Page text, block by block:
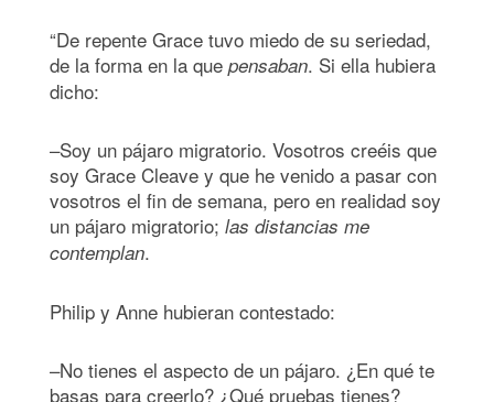
“De repente Grace tuvo miedo de su seriedad,
de la forma en la que pensaban. Si ella hubiera
dicho:
–Soy un pájaro migratorio. Vosotros creéis que
soy Grace Cleave y que he venido a pasar con
vosotros el fin de semana, pero en realidad soy
un pájaro migratorio; las distancias me
contemplan.
Philip y Anne hubieran contestado:
–No tienes el aspecto de un pájaro. ¿En qué te
basas para creerlo? ¿Qué pruebas tienes?